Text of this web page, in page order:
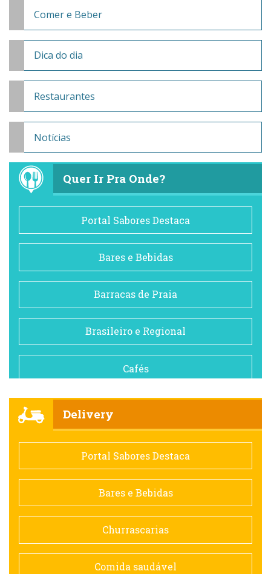
Comer e Beber
Dica do dia
Restaurantes
Notícias
Quer Ir Pra Onde?
Portal Sabores Destaca
Bares e Bebidas
Barracas de Praia
Brasileiro e Regional
Cafés
Comida saudável
Contemporânea
Doceria
Espanhola
Delivery
Portal Sabores Destaca
Bares e Bebidas
Churrascarias
Comida saudável